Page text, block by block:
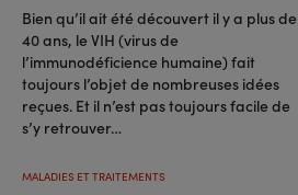
Bien qu’il ait été découvert il y a plus de
40 ans, le VIH (virus de
l’immunodéficience humaine) fait
toujours l’objet de nombreuses idées
reçues. Et il n’est pas toujours facile de
s’y retrouver…
MALADIES ET TRAITEMENTS